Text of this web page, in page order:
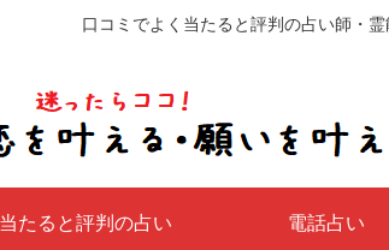
口コミでよく当たると評判の占い師・霊
当たると評判の占い 電話占い